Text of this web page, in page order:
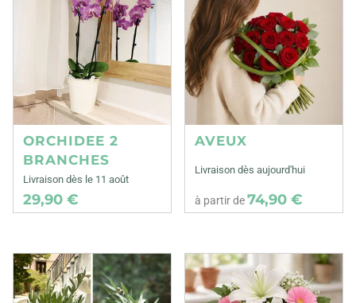
ORCHIDEE 2
BRANCHES
Livraison dès le 11 août
29,90 €
AVEUX
Livraison dès aujourd'hui
à partir de74,90 €